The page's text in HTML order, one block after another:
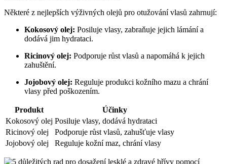
Některé z nejlepších výživných olejů pro otužování vlasů zahrnují:
Kokosový olej: Posiluje vlasy, zabraňuje jejich lámání a
dodává jim hydrataci.
Ricinový olej: Podporuje růst vlasů a napomáhá k jejich
zahuštění.
Jojobový olej: Reguluje produkci kožního mazu a chrání
vlasy před poškozením.
Produkt
Účinky
Kokosový olej Posiluje vlasy, dodává hydrataci
Ricinový olej
Podporuje růst vlasů, zahušťuje vlasy
Jojobový olej
Reguluje kožní maz, chrání vlasy